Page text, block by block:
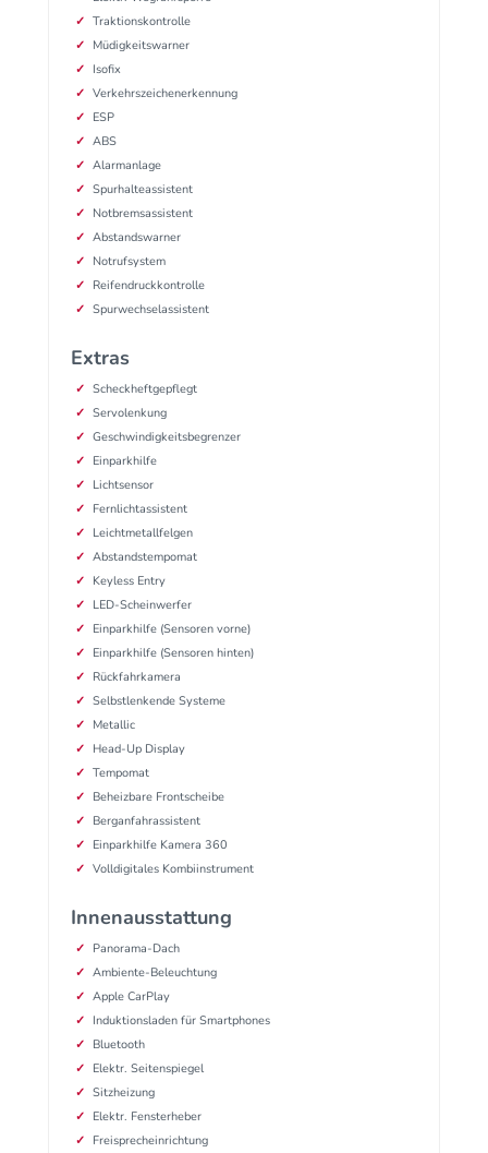
Traktionskontrolle
Müdigkeitswarner
Isofix
Verkehrszeichenerkennung
ESP
ABS
Alarmanlage
Spurhalteassistent
Notbremsassistent
Abstandswarner
Notrufsystem
Reifendruckkontrolle
Spurwechselassistent
Extras
Scheckheftgepflegt
Servolenkung
Geschwindigkeitsbegrenzer
Einparkhilfe
Lichtsensor
Fernlichtassistent
Leichtmetallfelgen
Abstandstempomat
Keyless Entry
LED-Scheinwerfer
Einparkhilfe (Sensoren vorne)
Einparkhilfe (Sensoren hinten)
Rückfahrkamera
Selbstlenkende Systeme
Metallic
Head-Up Display
Tempomat
Beheizbare Frontscheibe
Berganfahrassistent
Einparkhilfe Kamera 360
Volldigitales Kombiinstrument
Innenausstattung
Panorama-Dach
Ambiente-Beleuchtung
Apple CarPlay
Induktionsladen für Smartphones
Bluetooth
Elektr. Seitenspiegel
Sitzheizung
Elektr. Fensterheber
Freisprecheinrichtung